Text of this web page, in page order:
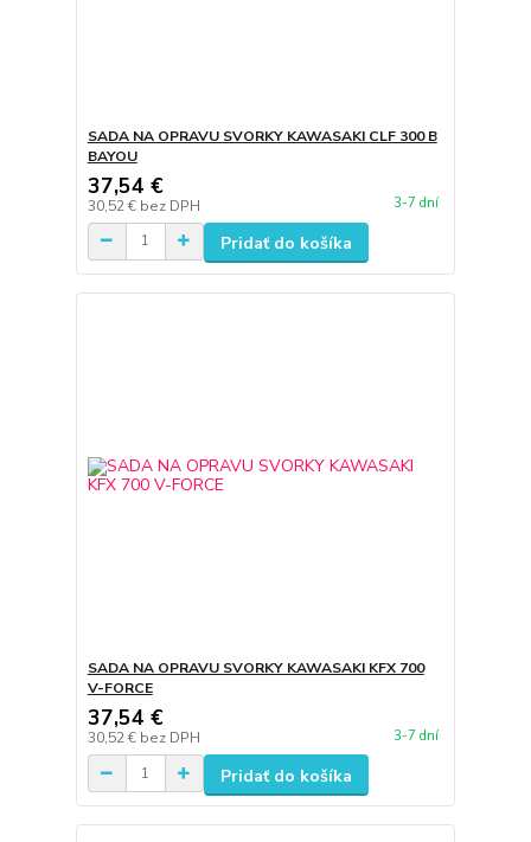
SADA NA OPRAVU SVORKY KAWASAKI CLF 300 B
BAYOU
37,54 €
30,52 € bez DPH 3-7 dní
Pridať do košíka
SADA NA OPRAVU SVORKY KAWASAKI KFX 700
V-FORCE
37,54 €
30,52 € bez DPH 3-7 dní
Pridať do košíka